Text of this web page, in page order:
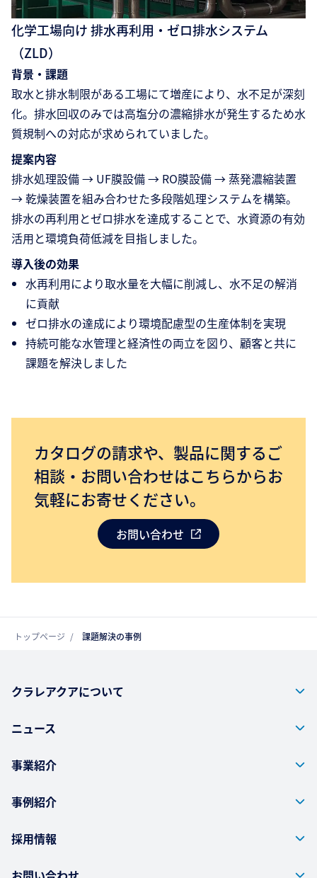
化学工場向け 排水再利用・ゼロ排水システム
（ZLD）
背景・課題
取水と排水制限がある工場にて増産により、水不足が深刻
化。排水回収のみでは高塩分の濃縮排水が発生するため水
質規制への対応が求められていました。
提案内容
排水処理設備 → UF膜設備 → RO膜設備 → 蒸発濃縮装置
→ 乾燥装置を組み合わせた多段階処理システムを構築。
排水の再利用とゼロ排水を達成することで、水資源の有効
活用と環境負荷低減を目指しました。
導入後の効果
水再利用により取水量を大幅に削減し、水不足の解消
に貢献
ゼロ排水の達成により環境配慮型の生産体制を実現
持続可能な水管理と経済性の両立を図り、顧客と共に
課題を解決しました
カタログの請求や、製品に関するご
相談・お問い合わせはこちらからお
気軽にお寄せください。
お問い合わせ
トップページ 課題解決の事例
クラレアクアについて
ニュース
事業紹介
事例紹介
採用情報